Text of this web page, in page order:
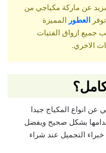
عن ماركة مكياجي من
العطور المميزة
جميع ازواق الفتيات
الاخري.
انواع المكياج جيدا
بشكل صحيح ويفضل
التجميل عند شراء